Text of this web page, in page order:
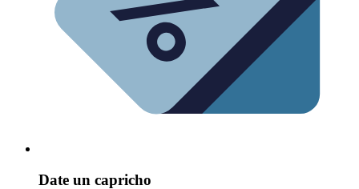
Date un capricho